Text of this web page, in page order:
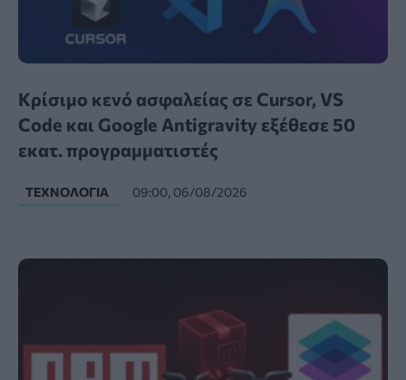
Κρίσιμο κενό ασφαλείας σε Cursor, VS
Code και Google Antigravity εξέθεσε 50
εκατ. προγραμματιστές
ΤΕΧΝΟΛΟΓΊΑ 09:00, 06/08/2026